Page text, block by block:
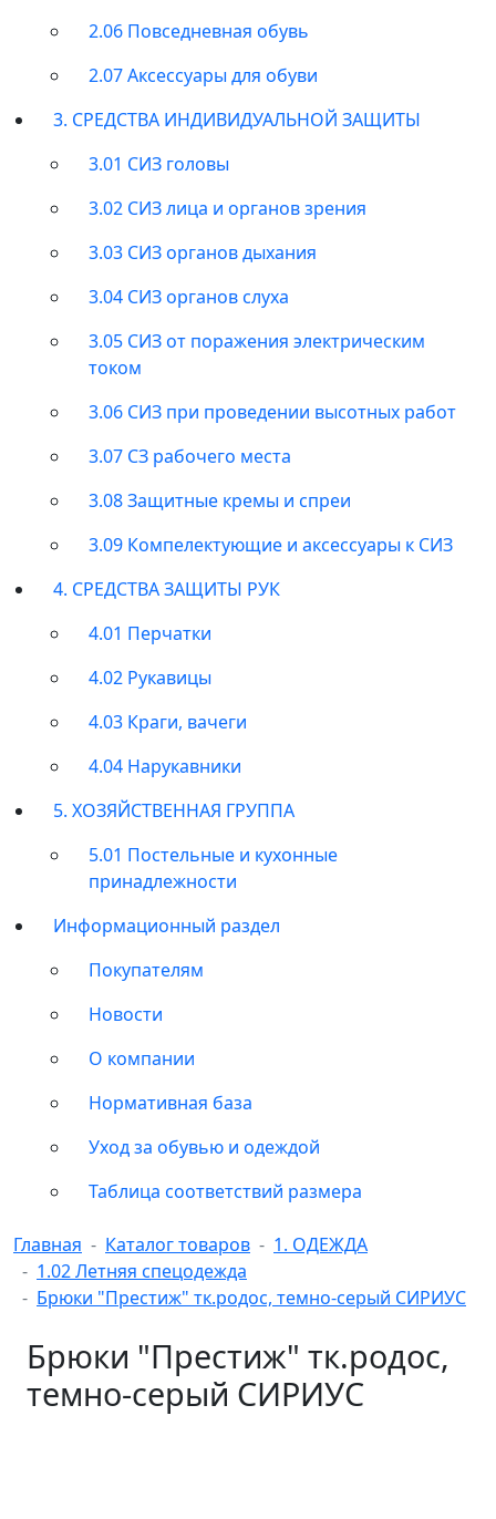
2.06 Повседневная обувь
2.07 Аксессуары для обуви
3. СРЕДСТВА ИНДИВИДУАЛЬНОЙ ЗАЩИТЫ
3.01 СИЗ головы
3.02 СИЗ лица и органов зрения
3.03 СИЗ органов дыхания
3.04 СИЗ органов слуха
3.05 СИЗ от поражения электрическим
током
3.06 СИЗ при проведении высотных работ
3.07 СЗ рабочего места
3.08 Защитные кремы и спреи
3.09 Компелектующие и аксессуары к СИЗ
4. СРЕДСТВА ЗАЩИТЫ РУК
4.01 Перчатки
4.02 Рукавицы
4.03 Краги, вачеги
4.04 Нарукавники
5. ХОЗЯЙСТВЕННАЯ ГРУППА
5.01 Постельные и кухонные
принадлежности
Информационный раздел
Покупателям
Новости
О компании
Нормативная база
Уход за обувью и одеждой
Таблица соответствий размера
Главная Каталог товаров
1. ОДЕЖДА
1.02 Летняя спецодежда
Брюки "Престиж" тк.родос, темно-серый СИРИУС
Брюки "Престиж" тк.родос,
темно-серый СИРИУС